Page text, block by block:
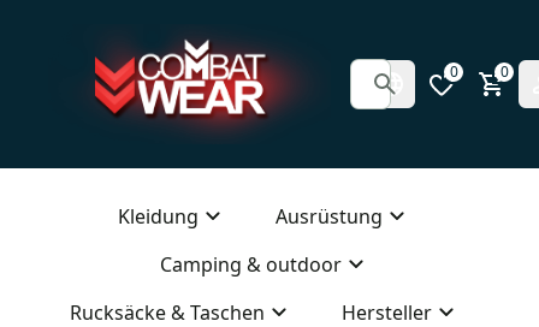
0 0
Kleidung
Ausrüstung
Camping & outdoor
Rucksäcke & Taschen
Hersteller